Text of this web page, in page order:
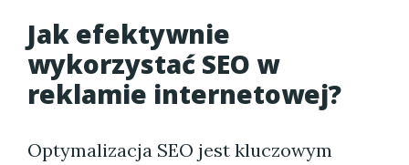
Jak efektywnie
wykorzystać SEO w
reklamie internetowej?
Optymalizacja SEO jest kluczowym